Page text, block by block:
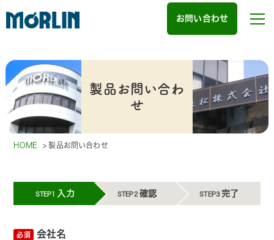
お問い合わせ
製品お問い合わ
せ
HOME > 製品お問い合わせ
STEP1 入力 STEP2 確認 STEP3 完了
会社名